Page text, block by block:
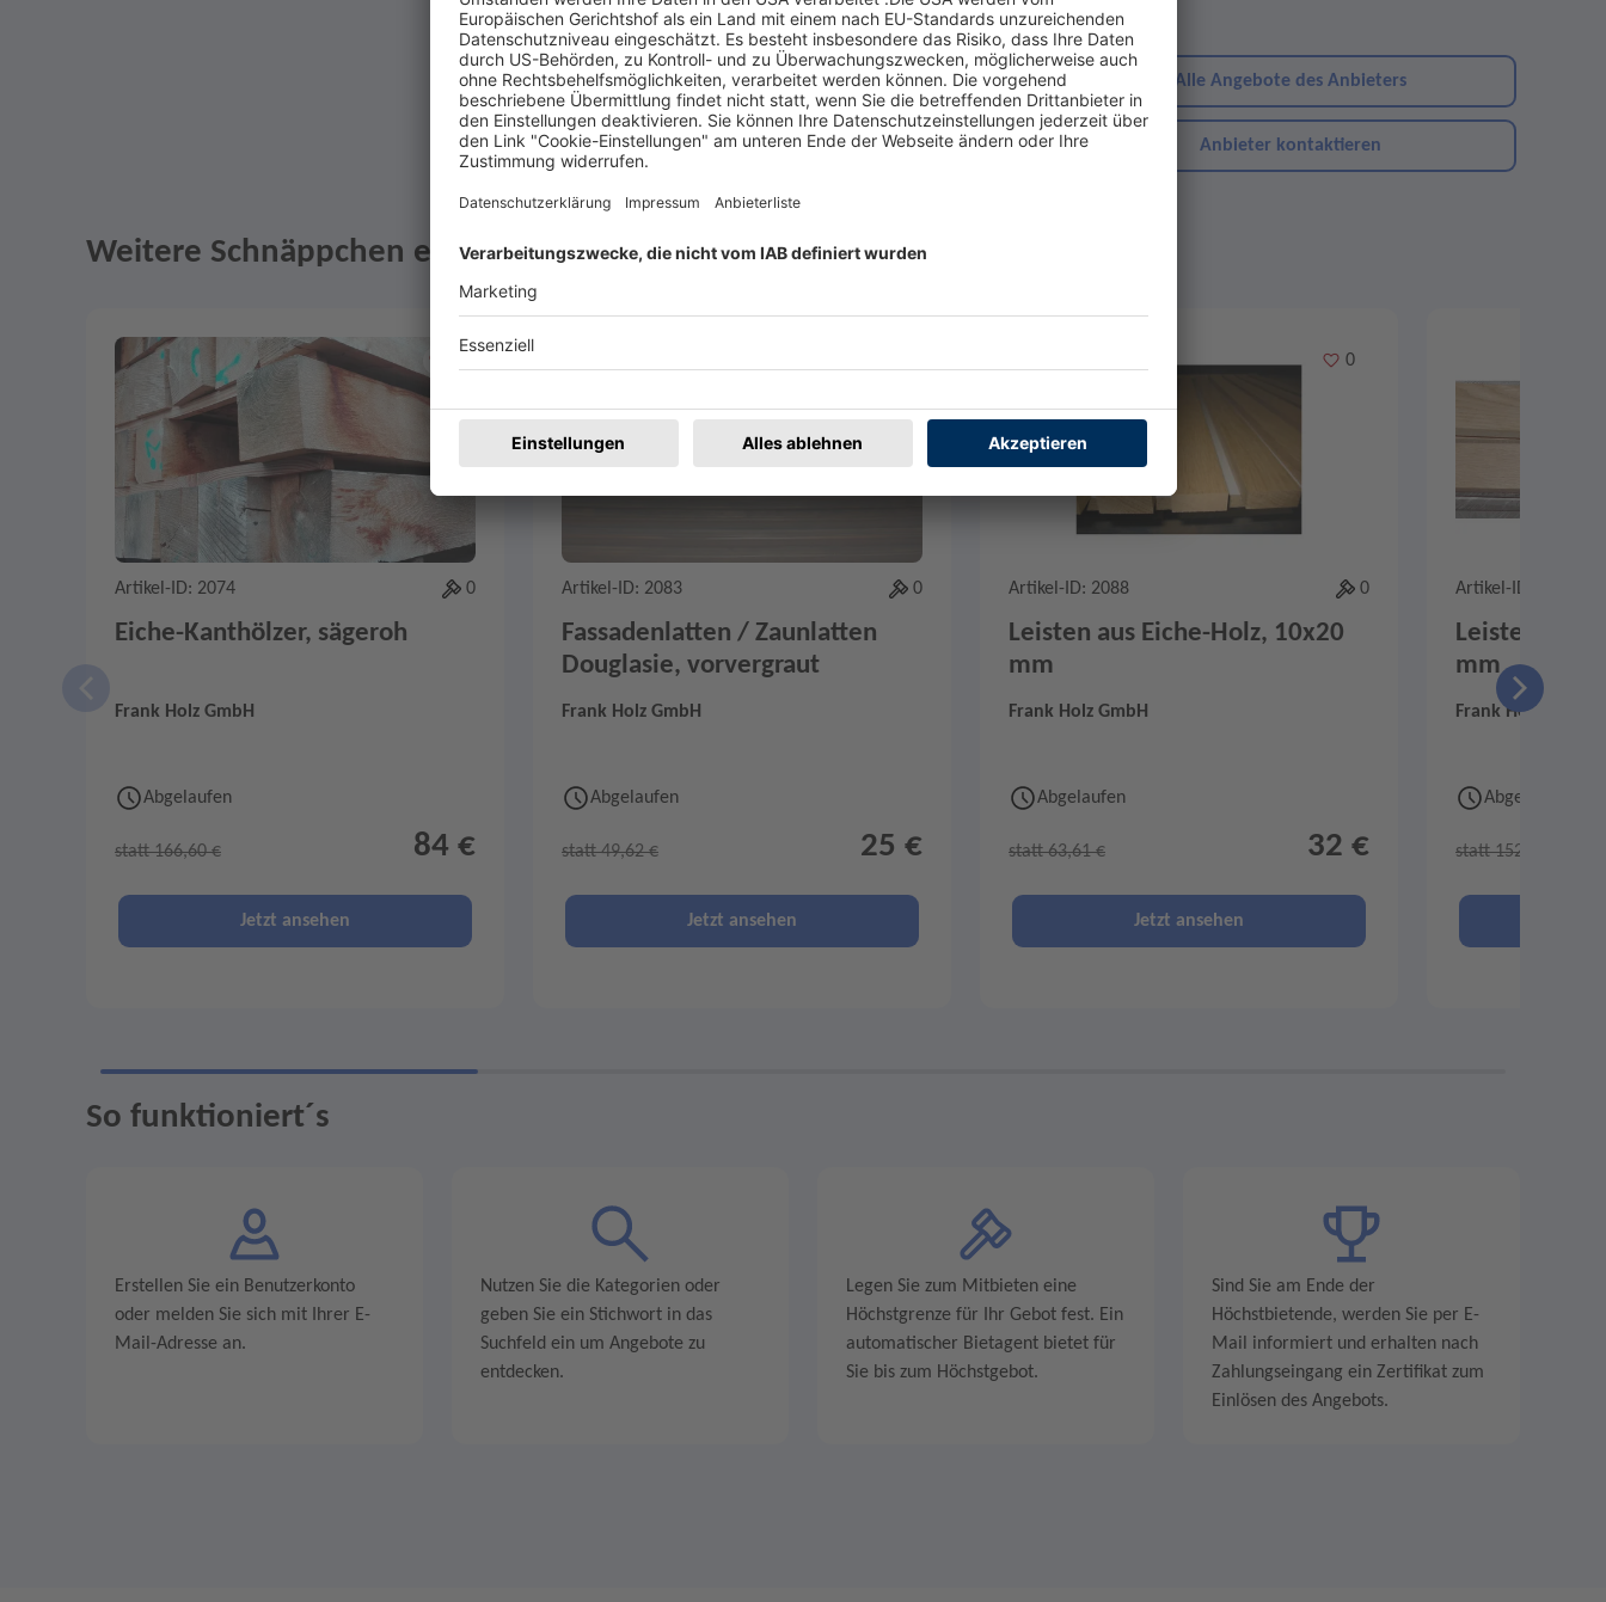
Website
Alle Angebote des Anbieters
Anbieter kontaktieren
Weitere Schnäppchen entdecken
Merken
Artikel-ID: 2074 0
Eiche-Kanthölzer, sägeroh
Frank Holz GmbH
Abgelaufen
statt 166,60 € 84 €
Jetzt ansehen
Artikel-ID: 2083 0
Fassadenlatten / Zaunlatten
Douglasie, vorvergraut
Frank Holz GmbH
Abgelaufen
statt 49,62 € 25 €
Jetzt ansehen
Merken
0
Artikel-ID: 2088 0
Leisten aus Eiche-Holz, 10x20
mm
Frank Holz GmbH
Abgelaufen
statt 63,61 € 32 €
Jetzt ansehen
Artikel-ID: 2089
Leisten aus
mm
Frank Holz GmbH
Abgelaufen
statt 152,22 €
So funktioniert´s
Erstellen Sie ein Benutzerkonto
oder melden Sie sich mit Ihrer E-
Mail-Adresse an.
Nutzen Sie die Kategorien oder
geben Sie ein Stichwort in das
Suchfeld ein um Angebote zu
entdecken.
Legen Sie zum Mitbieten eine
Höchstgrenze für Ihr Gebot fest. Ein
automatischer Bietagent bietet für
Sie bis zum Höchstgebot.
Sind Sie am Ende der
Höchstbietende, werden Sie per E-
Mail informiert und erhalten nach
Zahlungseingang ein Zertifikat zum
Einlösen des Angebots.